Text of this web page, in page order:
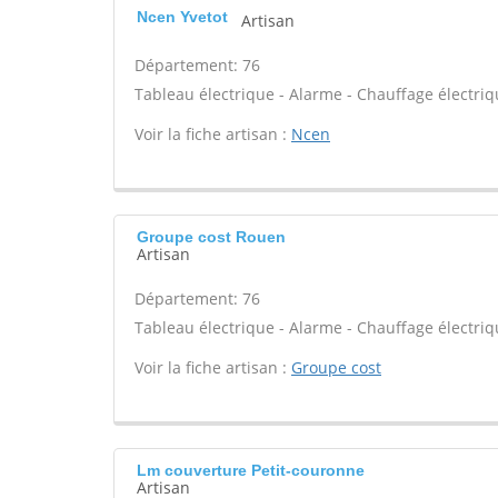
Ncen Yvetot Artisan
Département: 76
Tableau électrique - Alarme - Chauffage
Voir la fiche artisan : Ncen
Groupe cost Rouen
Artisan
Département: 76
Tableau électrique - Alarme - Chauffage
Voir la fiche artisan : Groupe cost
Lm couverture Petit-couronne
Artisan